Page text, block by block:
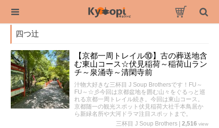
四つ辻
【京都一周トレイル⑩】古の葬送地含
む東山コース☆伏見稲荷～稲荷山ラン
チ～泉涌寺～清閑寺前
汁物大好きな三杯目 J Soup Brothersです！FU～
FU～☆彡今回は京都盆地を囲む山々をぐるっと巡
れる京都一周トレイル続き。今回は東山コース。
京都随一の観光スポット伏見稲荷大社千本鳥居か
ら新緑名所や大河ドラマ注目スポットまで。
三杯目 J Soup Brothers
2,516 view